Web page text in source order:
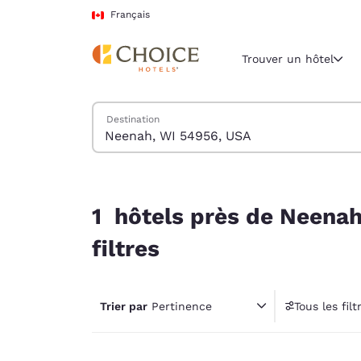
Passer à Contenu Principal
Français
Région et
Amériques
América
Trouver un hôtel
Trouver des hôtels
Destination
1 hôtels près de
filtres
Trier par Pertinence Tous les
1